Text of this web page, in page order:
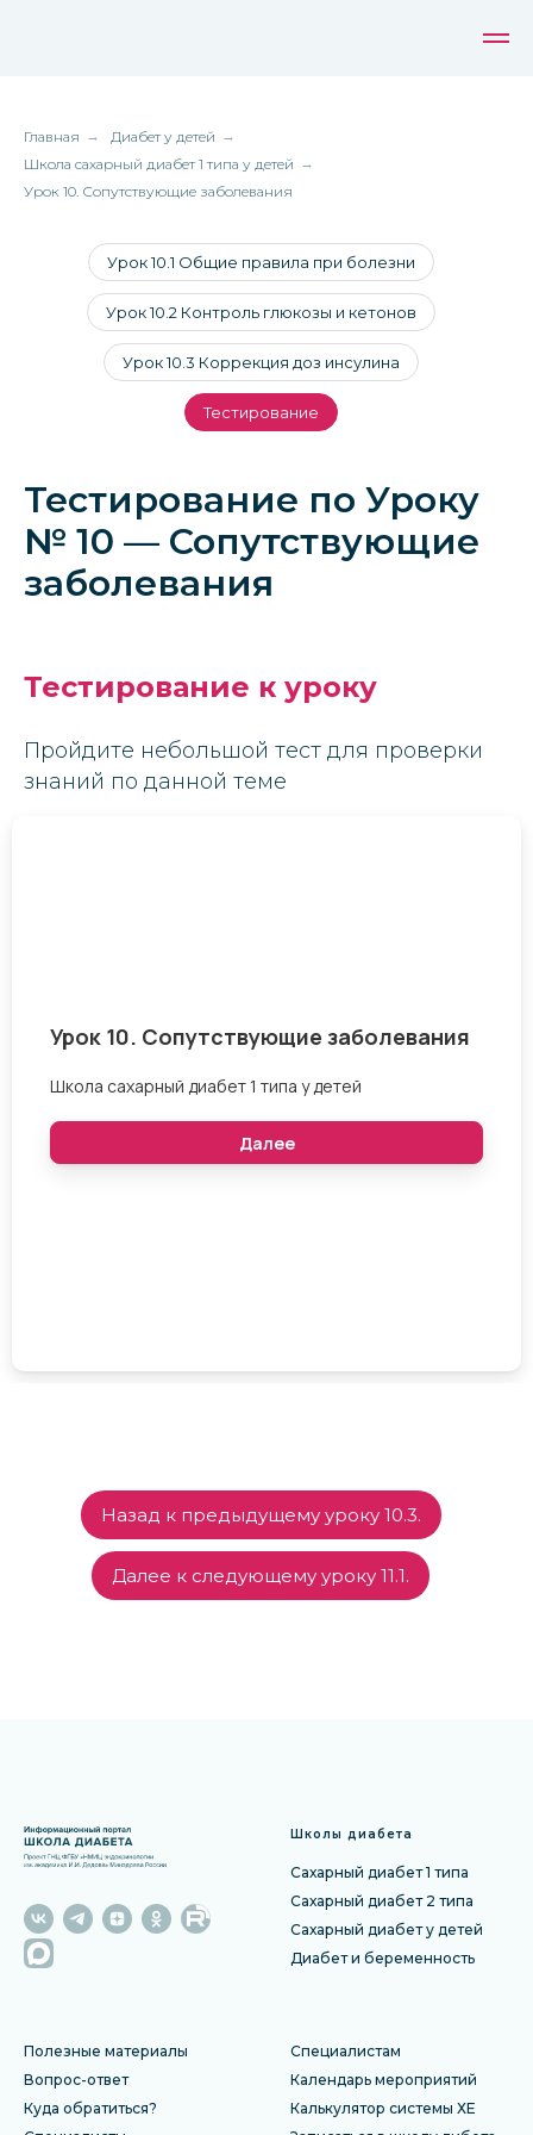
Главная → Диабет у детей →
Школа сахарный диабет 1 типа у детей →
Урок 10. Сопутствующие заболевания
Урок 10.1 Общие правила при болезни
Урок 10.2 Контроль глюкозы и кетонов
Урок 10.3 Коррекция доз инсулина
Тестирование
Тестирование по Уроку
№ 10 — Сопутствующие
заболевания
Тестирование к уроку
Пройдите небольшой тест для проверки
знаний по данной теме
Назад к предыдущему уроку 10.3.
Далее к следующему уроку 11.1.
Школы диабета
Сахарный диабет 1 типа
Сахарный диабет 2 типа
Сахарный диабет у детей
Диабет и беременность
Полезные материалы
Вопрос-ответ
Куда обратиться?
Специалистам
Календарь мероприятий
Калькулятор системы ХЕ